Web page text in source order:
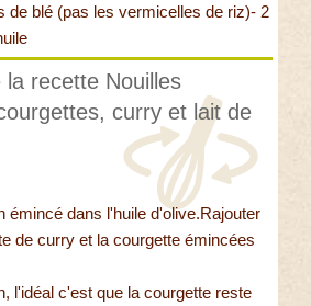
de blé (pas les vermicelles de riz)- 2
la recette Nouilles
curry et lait de
émincé dans l'huile d'olive.Rajouter
de curry et la courgette émincées
l'idéal c'est que la courgette reste